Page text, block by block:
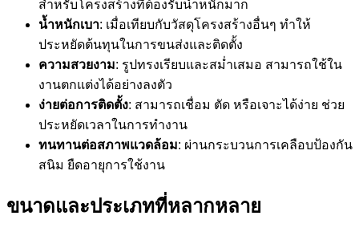
สำหรับโครงสร้างที่ต้องรับน้ำหนักมาก
น้ำหนักเบา: เมื่อเทียบกับวัสดุโครงสร้างอื่นๆ ทำให้
ประหยัดต้นทุนในการขนส่งและติดตั้ง
ความสวยงาม: รูปทรงเรียบและสม่ำเสมอ สามารถใช้ใน
งานตกแต่งได้อย่างลงตัว
ง่ายต่อการติดตั้ง: สามารถเชื่อม ตัด หรือเจาะได้ง่าย ช่วย
ประหยัดเวลาในการทำงาน
ทนทานต่อสภาพแวดล้อม: ผ่านกระบวนการเคลือบป้องกัน
สนิม ยืดอายุการใช้งาน
ขนาดและประเภทที่หลากหลาย